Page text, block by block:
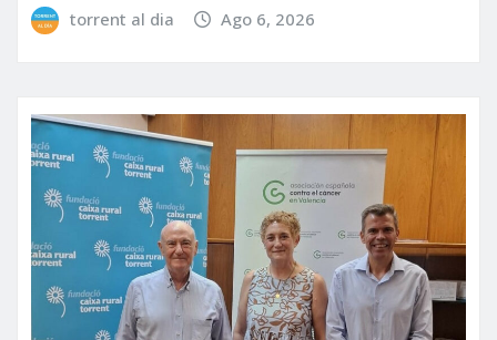
torrent al dia Ago 6, 2026